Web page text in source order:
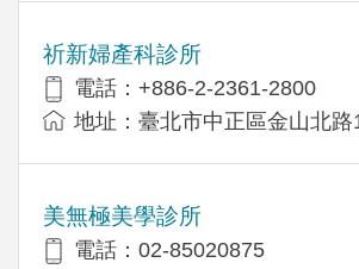
祈新婦產科診所
電話：+886-2-2361-2800
地址：臺北市中正區金山北
美無極美學診所
電話：02-85020875